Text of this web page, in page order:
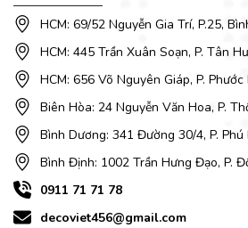
HCM: 69/52 Nguyễn Gia Trí, P.25,
HCM: 445 Trần Xuân Soạn, P. Tân
HCM: 656 Võ Nguyên Giáp, P.
Biên Hòa: 24 Nguyễn Văn Hoa, P.
Bình Dương: 341 Đường 30/4, P.
Bình Định: 1002 Trần Hưng Đạo, P.
0911 71 71 78
decoviet456@gmail.com